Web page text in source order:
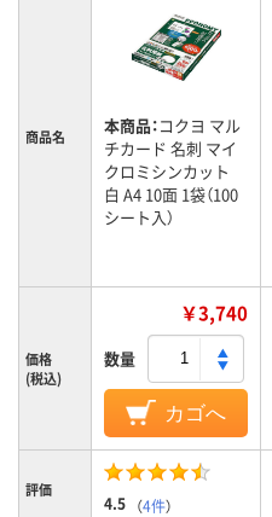
商品名 本商品：コクヨ マル
チカード 名刺 マイ
クロミシンカット
白 A4 10面 1袋（100
シート入）
価格
(税込)
￥3,740
数量
カゴへ
評価
4.5 （4件）